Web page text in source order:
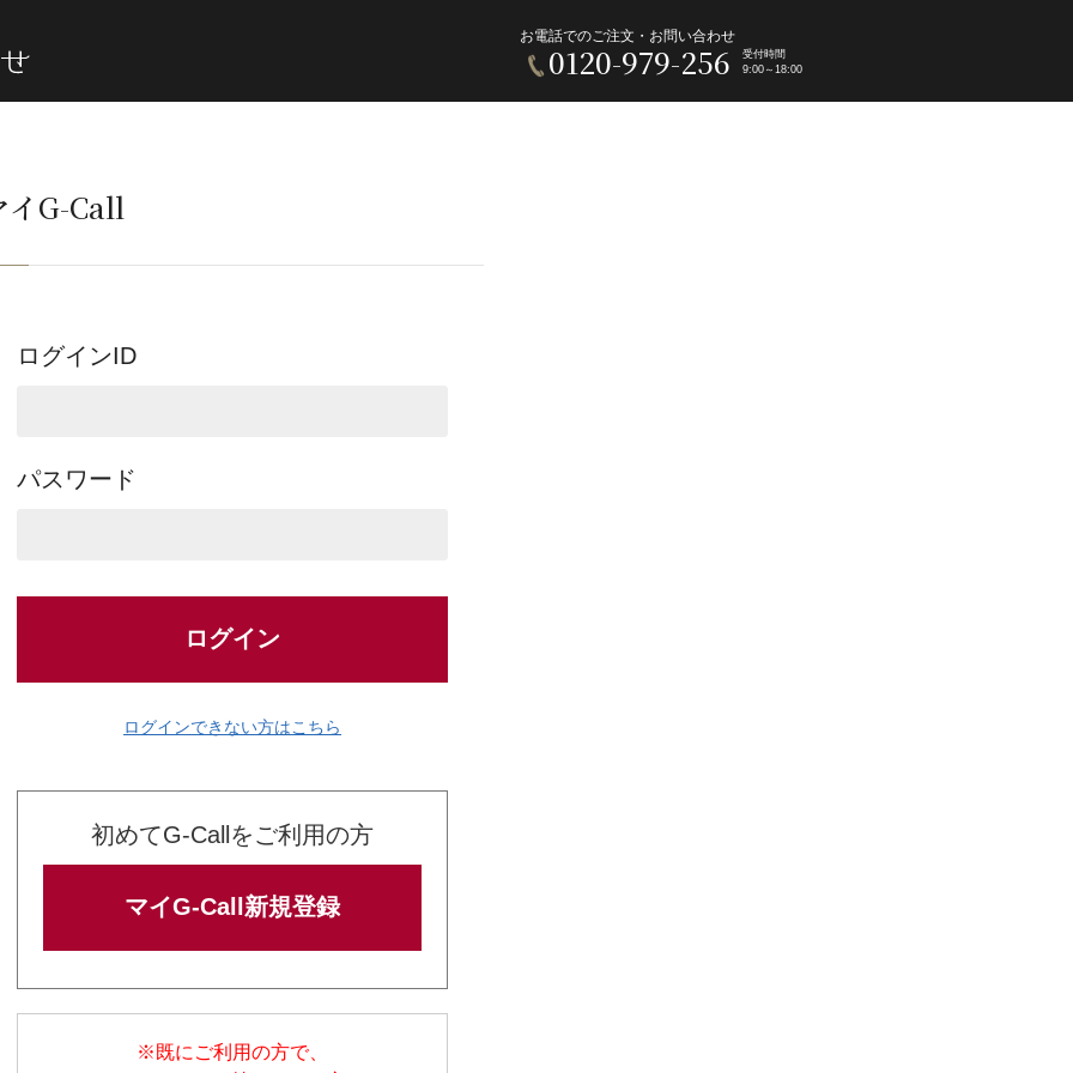
お電話でのご注文・お問い合わせ
0120-979-256
受付時間
9:00～18:00
イG-Call
ログインID
パスワード
ログイン
ログインできない方はこちら
初めてG-Callをご利用の方
マイG-Call新規登録
※既にご利用の方で、